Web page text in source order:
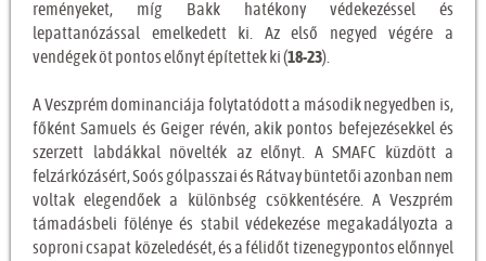
reményeket, míg Bakk hatékony védekezéssel és
lepattanózással emelkedett ki. Az első negyed végére a
vendégek öt pontos előnyt építettek ki (18-23).
A Veszprém dominanciája folytatódott a második negyedben is,
főként Samuels és Geiger révén, akik pontos befejezésekkel és
szerzett labdákkal növelték az előnyt. A SMAFC küzdött a
felzárkózásért, Soós gólpasszai és Rátvay büntetői azonban nem
voltak elegendőek a különbség csökkentésére. A Veszprém
támadásbeli fölénye és stabil védekezése megakadályozta a
soproni csapat közeledését, és a félidőt tizenegypontos előnnyel